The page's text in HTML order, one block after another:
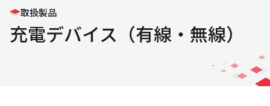
取扱製品
充電デバイス（有線・無線）